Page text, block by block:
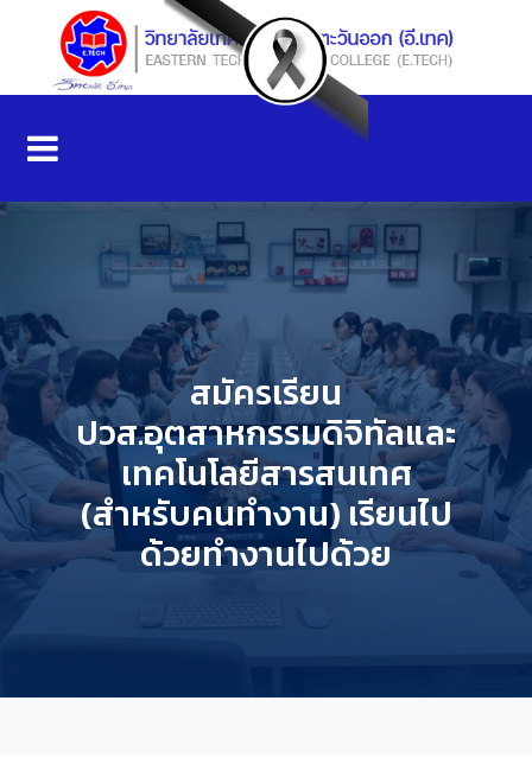
สมัครเรียน
ปวส.อุตสาหกรรมดิจิทัลและ
เทคโนโลยีสารสนเทศ
(สำหรับคนทำงาน) เรียนไป
ด้วยทำงานไปด้วย